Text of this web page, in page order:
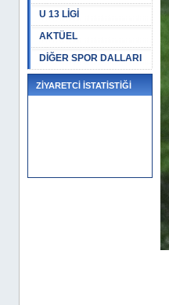
U 13 LİGİ
AKTÜEL
DİĞER SPOR DALLARI
ZİYARETCİ İSTATİSTİĞİ